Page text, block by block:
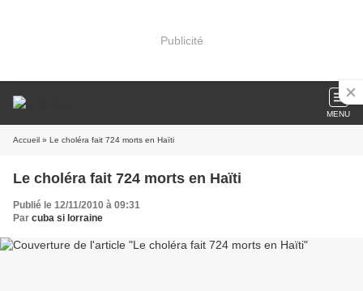
Publicité
MENU
Accueil » Le choléra fait 724 morts en Haïti
Le choléra fait 724 morts en Haïti
Publié le 12/11/2010 à 09:31
Par cuba si lorraine